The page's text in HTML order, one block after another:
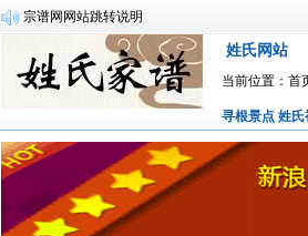
宗谱网网站跳转说明
姓氏网站
当前位置： 首
寻根景点 姓氏